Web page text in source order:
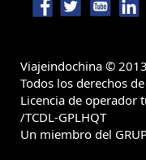
Viajeindochina ©
Todos los derechos
Licencia de operador
/TCDL-GPLHQT
Un miembro del